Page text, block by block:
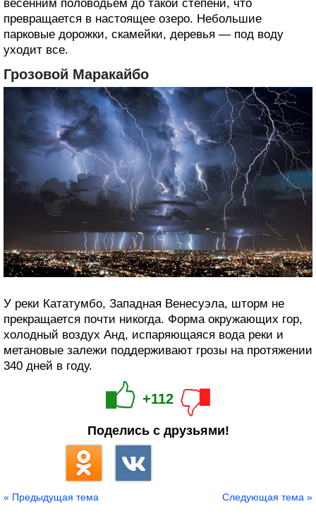
весенним половодьем до такой степени, что
превращается в настоящее озеро. Небольшие
парковые дорожки, скамейки, деревья — под воду
уходит все.
Грозовой Маракайбо
У реки Кататумбо, Западная Венесуэла, шторм не
прекращается почти никогда. Форма окружающих гор,
холодный воздух Анд, испаряющаяся вода реки и
метановые залежи поддерживают грозы на протяжении
340 дней в году.
+112
Поделись с друзьями!
« Предыдущая тема Следующая тема »